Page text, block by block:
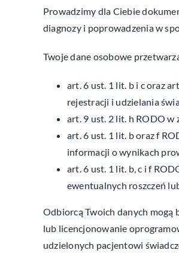
Prowadzimy dla Ciebie
diagnozy i poprowadzenia w
Twoje dane osobowe
art. 6 ust. 1 lit. b i c oraz
rejestracji i udzielania
art. 9 ust. 2 lit. h RODO w
art. 6 ust. 1 lit. b oraz f
informacji o wynikach
art. 6 ust. 1 lit. b, c i f
ewentualnych roszczeń
Odbiorcą Twoich danych mogą
lub licencjonowanie
udzielonych pacjentowi